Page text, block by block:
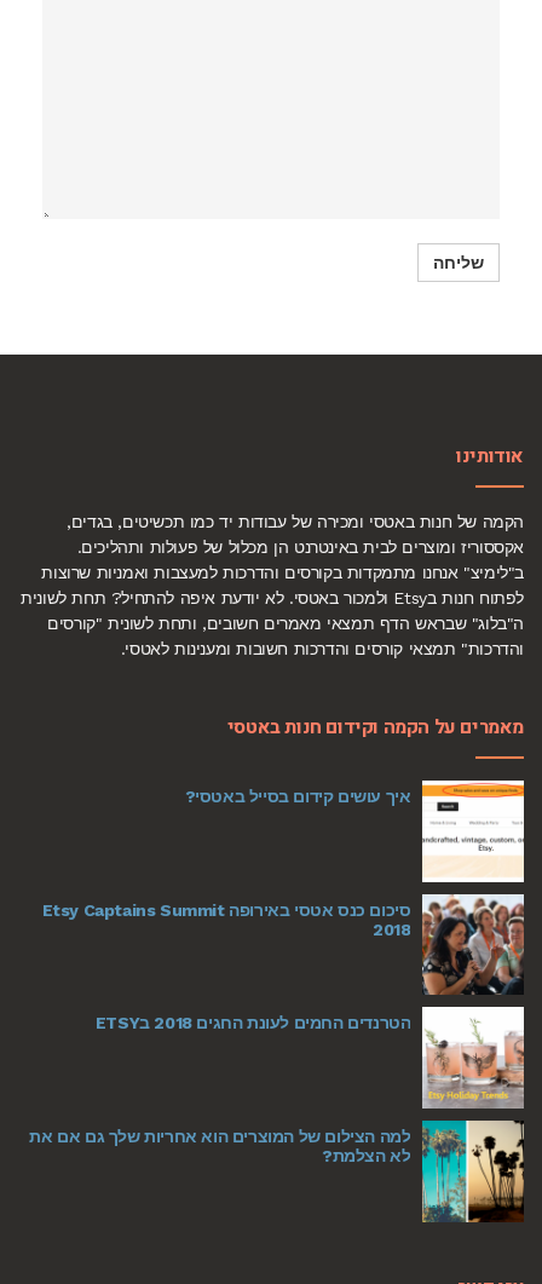
אודותינו
הקמה של חנות באטסי ומכירה של עבודות יד כמו תכשיטים, בגדים,
אקססוריז ומוצרים לבית באינטרנט הן מכלול של פעולות ותהליכים.
ב"לימיצ" אנחנו מתמקדות בקורסים והדרכות למעצבות ואמניות שרוצות
לפתוח חנות בEtsy ולמכור באטסי. לא יודעת איפה להתחיל? תחת לשונית
ה"בלוג" שבראש הדף תמצאי מאמרים חשובים, ותחת לשונית "קורסים
והדרכות" תמצאי קורסים והדרכות חשובות ומענינות לאטסי.
מאמרים על הקמה וקידום חנות באטסי
איך עושים קידום בסייל באטסי?
סיכום כנס אטסי באירופה Etsy Captains Summit
2018
הטרנדים החמים לעונת החגים 2018 בETSY
למה הצילום של המוצרים הוא אחריות שלך גם אם את
לא הצלמת?